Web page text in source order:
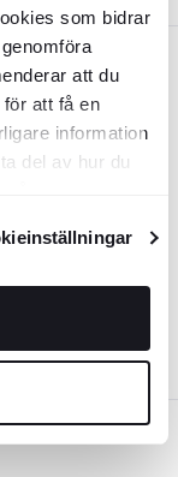
som bidrar
att du
att få en
information
del av hur du
KahnMarine Hörn
cm